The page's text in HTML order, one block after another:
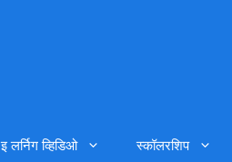
इ लर्निग व्हिडिओ स्कॉलरशिप